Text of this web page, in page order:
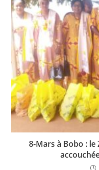
8-Mars à Bobo : le